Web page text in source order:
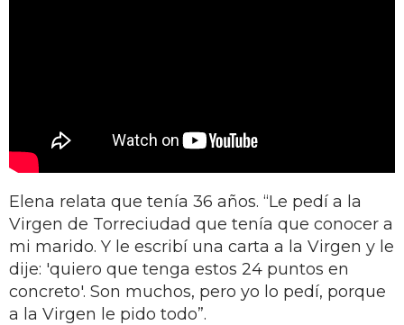
Elena relata que tenía 36 años. “Le pedí a la
Virgen de Torreciudad que tenía que conocer a
mi marido. Y le escribí una carta a la Virgen y le
dije: 'quiero que tenga estos 24 puntos en
concreto'. Son muchos, pero yo lo pedí, porque
a la Virgen le pido todo”.